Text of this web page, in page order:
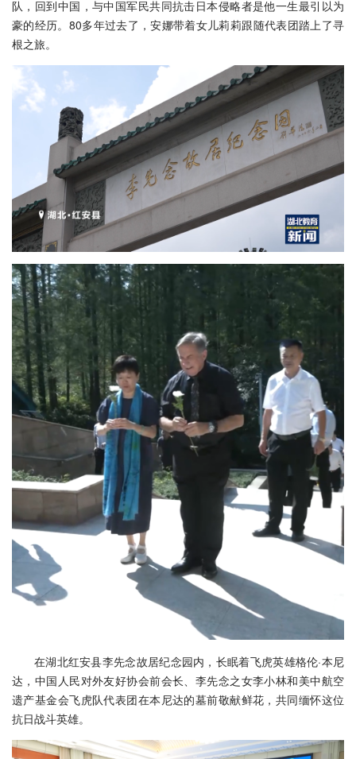
队，回到中国，与中国军民共同抗击日本侵略者是他一生最引以为
豪的经历。80多年过去了，安娜带着女儿莉莉跟随代表团踏上了寻
根之旅。
在湖北红安县李先念故居纪念园内，长眠着飞虎英雄格伦·本尼
达，中国人民对外友好协会前会长、李先念之女李小林和美中航空
遗产基金会飞虎队代表团在本尼达的墓前敬献鲜花，共同缅怀这位
抗日战斗英雄。